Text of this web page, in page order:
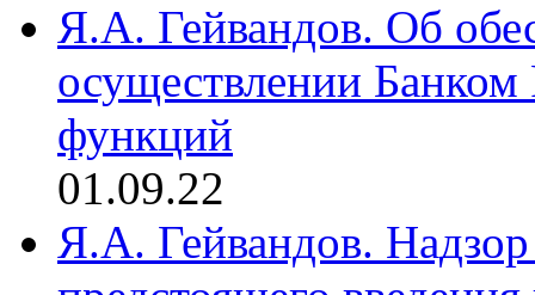
Я.А. Гейвандов. Об
осуществлении
функций
01.09.22
Я.А. Гейвандов.